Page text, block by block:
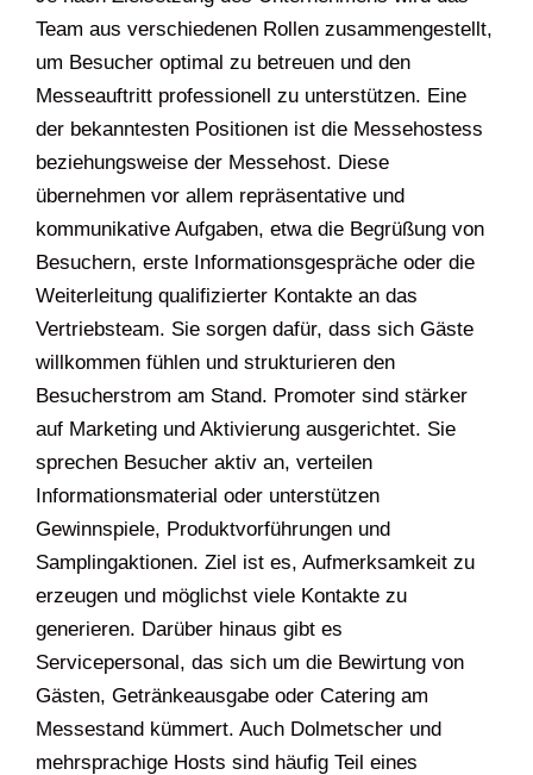
Team aus verschiedenen Rollen zusammengestellt,
um Besucher optimal zu betreuen und den
Messeauftritt professionell zu unterstützen. Eine
der bekanntesten Positionen ist die Messehostess
beziehungsweise der Messehost. Diese
übernehmen vor allem repräsentative und
kommunikative Aufgaben, etwa die Begrüßung von
Besuchern, erste Informationsgespräche oder die
Weiterleitung qualifizierter Kontakte an das
Vertriebsteam. Sie sorgen dafür, dass sich Gäste
willkommen fühlen und strukturieren den
Besucherstrom am Stand. Promoter sind stärker
auf Marketing und Aktivierung ausgerichtet. Sie
sprechen Besucher aktiv an, verteilen
Informationsmaterial oder unterstützen
Gewinnspiele, Produktvorführungen und
Samplingaktionen. Ziel ist es, Aufmerksamkeit zu
erzeugen und möglichst viele Kontakte zu
generieren. Darüber hinaus gibt es
Servicepersonal, das sich um die Bewirtung von
Gästen, Getränkeausgabe oder Catering am
Messestand kümmert. Auch Dolmetscher und
mehrsprachige Hosts sind häufig Teil eines